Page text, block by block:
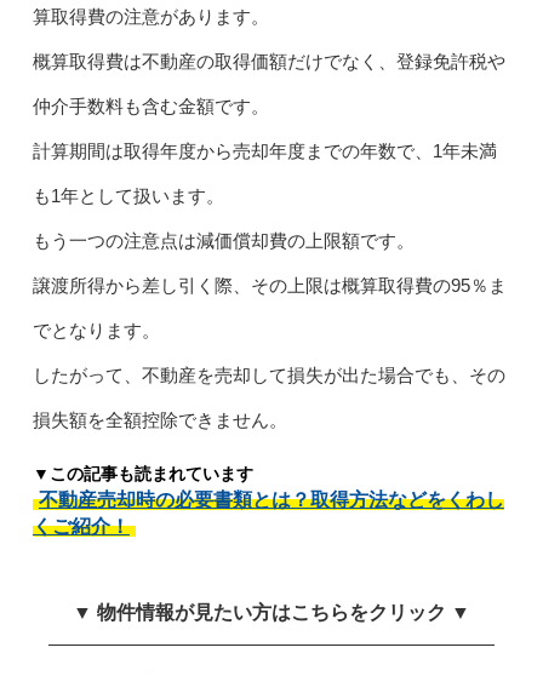
算取得費の注意があります。
概算取得費は不動産の取得価額だけでなく、登録免許税や
仲介手数料も含む金額です。
計算期間は取得年度から売却年度までの年数で、1年未満
も1年として扱います。
もう一つの注意点は減価償却費の上限額です。
譲渡所得から差し引く際、その上限は概算取得費の95％ま
でとなります。
したがって、不動産を売却して損失が出た場合でも、その
損失額を全額控除できません。
▼この記事も読まれています
不動産売却時の必要書類とは？取得方法などをくわし
くご紹介！
▼ 物件情報が見たい方はこちらをクリック ▼